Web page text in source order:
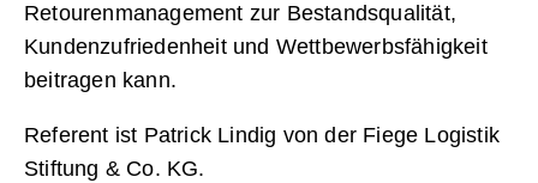
Retourenmanagement zur Bestandsqualität,
Kundenzufriedenheit und Wettbewerbsfähigkeit
beitragen kann.
Referent ist Patrick Lindig von der Fiege Logistik
Stiftung & Co. KG.